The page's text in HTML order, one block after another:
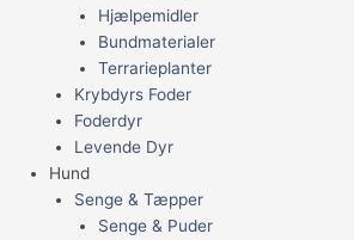
Hjælpemidler
Bundmaterialer
Terrarieplanter
Krybdyrs Foder
Foderdyr
Levende Dyr
Hund
Senge & Tæpper
Senge & Puder